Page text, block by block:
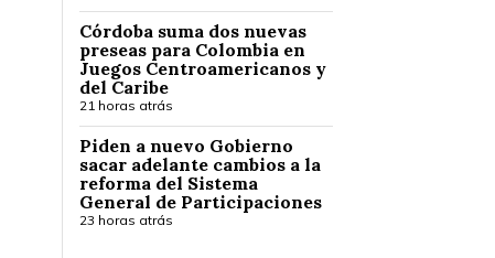
Córdoba suma dos nuevas
preseas para Colombia en
Juegos Centroamericanos y
del Caribe
21 horas atrás
Piden a nuevo Gobierno
sacar adelante cambios a la
reforma del Sistema
General de Participaciones
23 horas atrás